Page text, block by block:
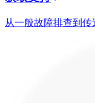
从一般故障排查到